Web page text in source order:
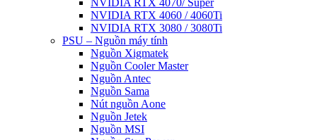
NVIDIA RTX 4070/ Super
NVIDIA RTX 4060 / 4060Ti
NVIDIA RTX 3080 / 3080Ti
PSU – Nguồn máy tính
Nguồn Xigmatek
Nguồn Cooler Master
Nguồn Antec
Nguồn Sama
Nút nguồn Aone
Nguồn Jetek
Nguồn MSI